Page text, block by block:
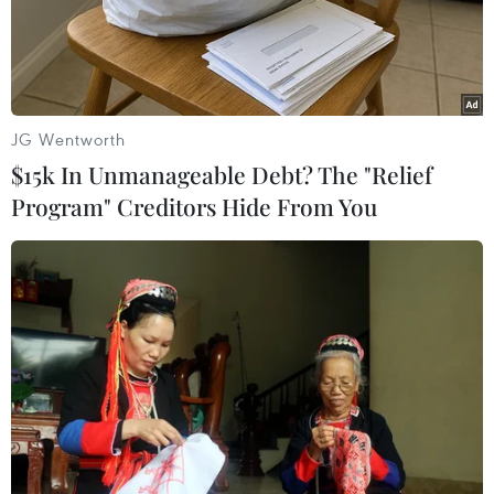
Thị trường chứng khoán thế giới:
Nhà đầu tư chấp chới
VN-Index tăng hơn 27 điểm, khối
ngoại mua ròng trở lại hơn 1.000 tỷ
đồng
03/08/2026 09:32
Cổ phiếu công nghệ giảm sâu: Định
giá lại hay cơ hội tích lũy?
03/08/2026 08:45
JG Wentworth
$15k In Unmanageable Debt? The "Relief
Program" Creditors Hide From You